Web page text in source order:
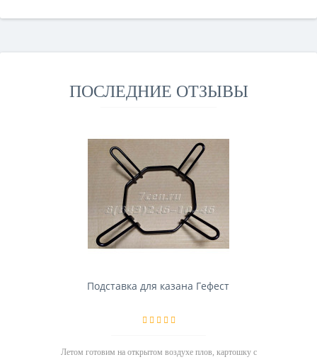
ПОСЛЕДНИЕ ОТЗЫВЫ
Подставка для казана Гефест
Летом готовим на открытом воздухе плов, картошку с